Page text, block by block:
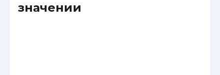
значении